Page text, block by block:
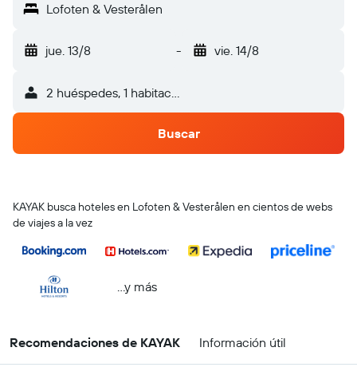
Lofoten & Vesterålen
jue. 13/8 - vie. 14/8
2 huéspedes, 1 habitación
Buscar
KAYAK busca hoteles en Lofoten & Vesterålen en cientos de webs
de viajes a la vez
...y más
Recomendaciones de KAYAK Información útil